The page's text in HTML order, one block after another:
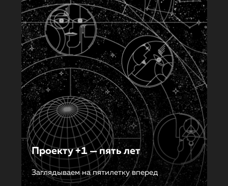
Проекту +1 — пять лет
Заглядываем на пятилетку вперед